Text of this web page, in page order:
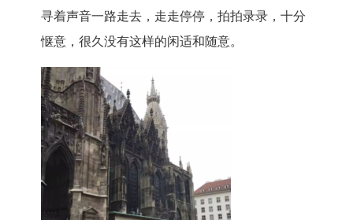
寻着声音一路走去，走走停停，拍拍录录，十分
惬意，很久没有这样的闲适和随意。